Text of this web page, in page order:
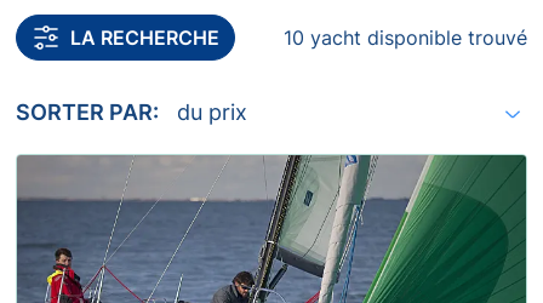
LA RECHERCHE 10 yacht disponible trouvé
SORTER PAR: